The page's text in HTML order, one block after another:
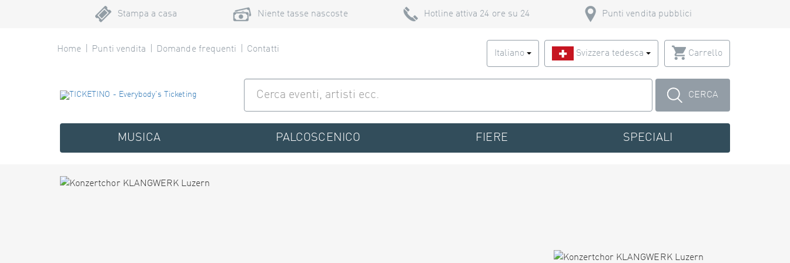
Stampa a casa Niente tasse nascoste Hotline attiva 24 ore su 24 Punti vendita pubblici
Home Punti vendita Domande frequenti Contatti Italiano Svizzera tedesca Carrello
CERCA
MUSICA PALCOSCENICO FIERE SPECIALI